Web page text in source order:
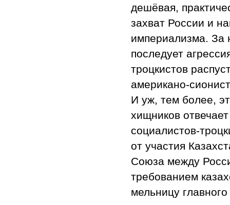
дешёвая,
захват России и
империализма. За
последует
троцкистов
американо-
И уж, тем более,
хищников
социалистов-
от участия
Союза между
требованием
мельницу